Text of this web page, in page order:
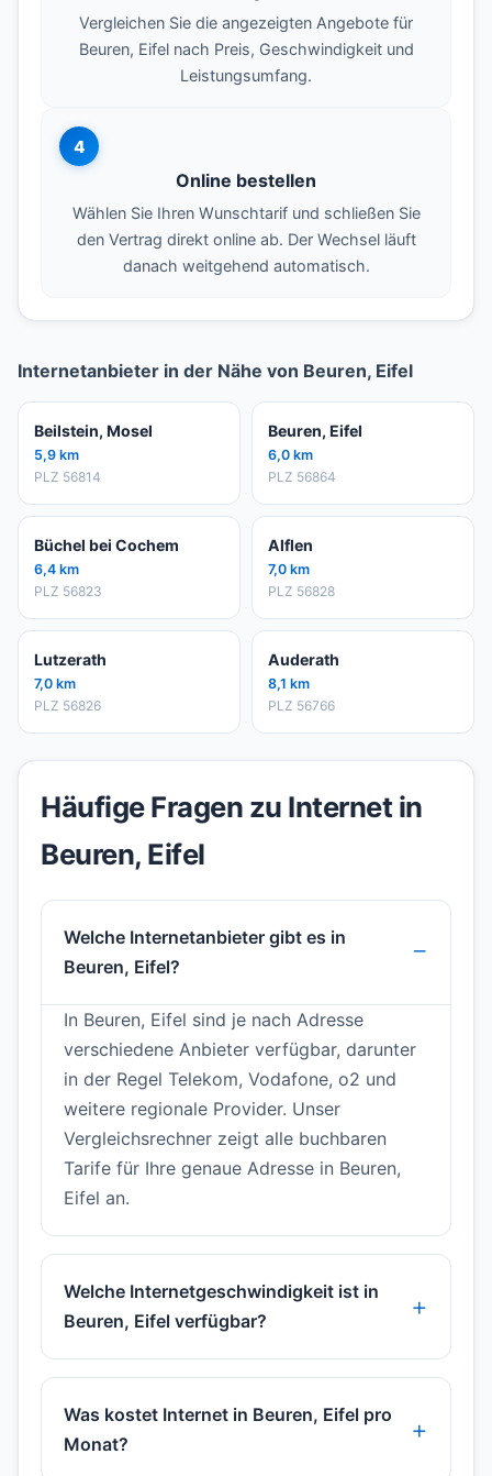
Vergleichen Sie die angezeigten Angebote für
Beuren, Eifel nach Preis, Geschwindigkeit und
Leistungsumfang.
4
Online bestellen
Wählen Sie Ihren Wunschtarif und schließen Sie
den Vertrag direkt online ab. Der Wechsel läuft
danach weitgehend automatisch.
Internetanbieter in der Nähe von Beuren, Eifel
Beilstein, Mosel
5,9 km
PLZ 56814
Beuren, Eifel
6,0 km
PLZ 56864
Büchel bei Cochem
6,4 km
PLZ 56823
Alflen
7,0 km
PLZ 56828
Lutzerath
7,0 km
PLZ 56826
Auderath
8,1 km
PLZ 56766
Häufige Fragen zu Internet in
Beuren, Eifel
Welche Internetanbieter gibt es in
Beuren, Eifel?
In Beuren, Eifel sind je nach Adresse
verschiedene Anbieter verfügbar, darunter
in der Regel Telekom, Vodafone, o2 und
weitere regionale Provider. Unser
Vergleichsrechner zeigt alle buchbaren
Tarife für Ihre genaue Adresse in Beuren,
Eifel an.
Welche Internetgeschwindigkeit ist in
Beuren, Eifel verfügbar?
Was kostet Internet in Beuren, Eifel pro
Monat?